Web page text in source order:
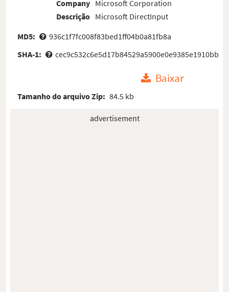
Company
Descrição
Microsoft Corporation
Microsoft DirectInput
MD5:
936c1f7fc008f83bed1ff04b0a81fb8a
SHA-1:
cec9c532c6e5d17b84529a5900e0e9385e1910bb
Baixar
Tamanho do arquivo Zip: 84.5 kb
advertisement